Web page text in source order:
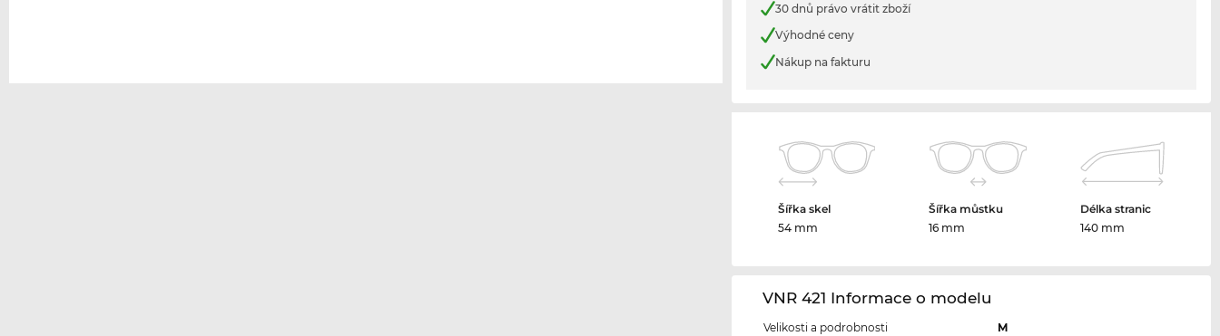
30 dnů právo vrátit zboží
Výhodné ceny
Nákup na fakturu
Šířka skel
54 mm
Šířka můstku
16 mm
Délka stranic
140 mm
VNR 421 Informace o modelu
Velikosti a podrobnosti
M